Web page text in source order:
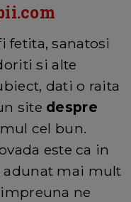
fetita, sanatosi
si alte
dati o raita
site despre
cel bun.
este ca in
adunat mai mult
ne